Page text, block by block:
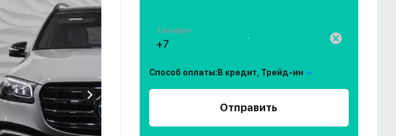
Телефон
Способ оплаты: В кредит, Трейд-ин
Отправить